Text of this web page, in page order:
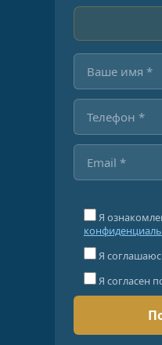
Я
Я
Я согласен